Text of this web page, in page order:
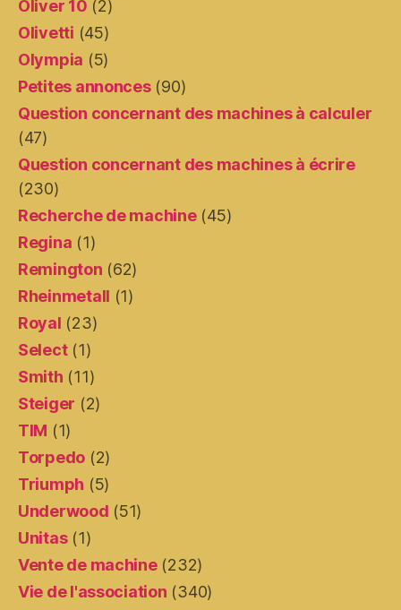
Oliver 10 (2)
Olivetti (45)
Olympia (5)
Petites annonces(90)
Question concernant des machines à calculer
(47)
Question concernant des machines à écrire
(230)
Recherche de machine(45)
Regina (1)
Remington (62)
Rheinmetall (1)
Royal (23)
Select(1)
Smith (11)
Steiger (2)
TIM (1)
Torpedo (2)
Triumph (5)
Underwood (51)
Unitas(1)
Vente de machine(232)
Vie de l'association (340)